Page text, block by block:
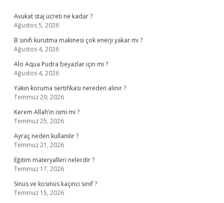
Avukat staj ücreti ne kadar ?
Ağustos 5, 2026
B sınıfı kurutma makinesi çok enerji yakar mı ?
Ağustos 4, 2026
Alo Aqua Pudra beyazlar için mi ?
Ağustos 4, 2026
Yakın koruma sertifikası nereden alınır ?
Temmuz 29, 2026
Kerem Allah’ın ismi mi ?
Temmuz 25, 2026
Ayraç neden kullanılır ?
Temmuz 21, 2026
Eğitim materyalleri nelerdir ?
Temmuz 17, 2026
Sinüs ve kosinüs kaçıncı sınıf ?
Temmuz 15, 2026